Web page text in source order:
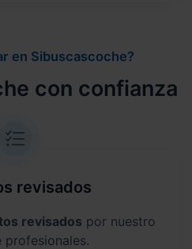
en Sibuscascoche?
con confianza
revisados
revisados por nuestro
profesionales.